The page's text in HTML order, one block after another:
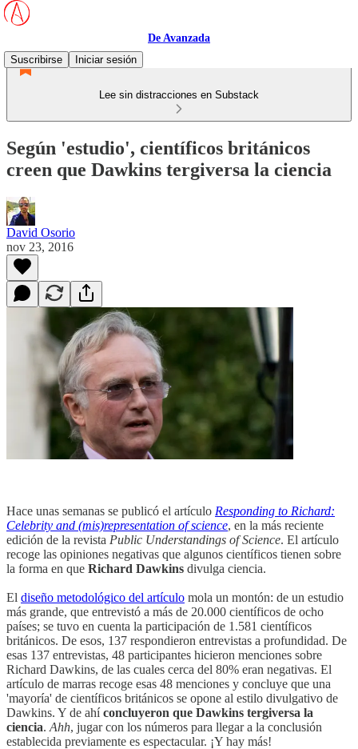
De Avanzada
Suscribirse
Iniciar sesión
Lee sin distracciones en Substack
Según 'estudio', científicos británicos
creen que Dawkins tergiversa la ciencia
David Osorio
nov 23, 2016
Hace unas semanas se publicó el artículo Responding to Richard:
Celebrity and (mis)representation of science, en la más reciente
edición de la revista Public Understandings of Science. El artículo
recoge las opiniones negativas que algunos científicos tienen sobre
la forma en que Richard Dawkins divulga ciencia.
El diseño metodológico del artículo mola un montón: de un estudio
más grande, que entrevistó a más de 20.000 científicos de ocho
países; se tuvo en cuenta la participación de 1.581 científicos
británicos. De esos, 137 respondieron entrevistas a profundidad. De
esas 137 entrevistas, 48 participantes hicieron menciones sobre
Richard Dawkins, de las cuales cerca del 80% eran negativas. El
artículo de marras recoge esas 48 menciones y concluye que una
'mayoría' de científicos británicos se opone al estilo divulgativo de
Dawkins. Y de ahíconcluyeron que Dawkins tergiversa la
ciencia. Ahh, jugar con los números para llegar a la conclusión
establecida previamente es espectacular. ¡Y hay más!